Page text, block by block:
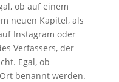
ob auf einem
neuen Kapitel, als
Instagram oder
Verfassers, der
Egal, ob
benannt werden.